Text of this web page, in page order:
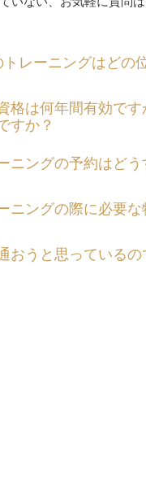
トレーニングはどの
格は何年間有効で
すか？
ニングの予約はど
ニングの際に必要
おうと思っている